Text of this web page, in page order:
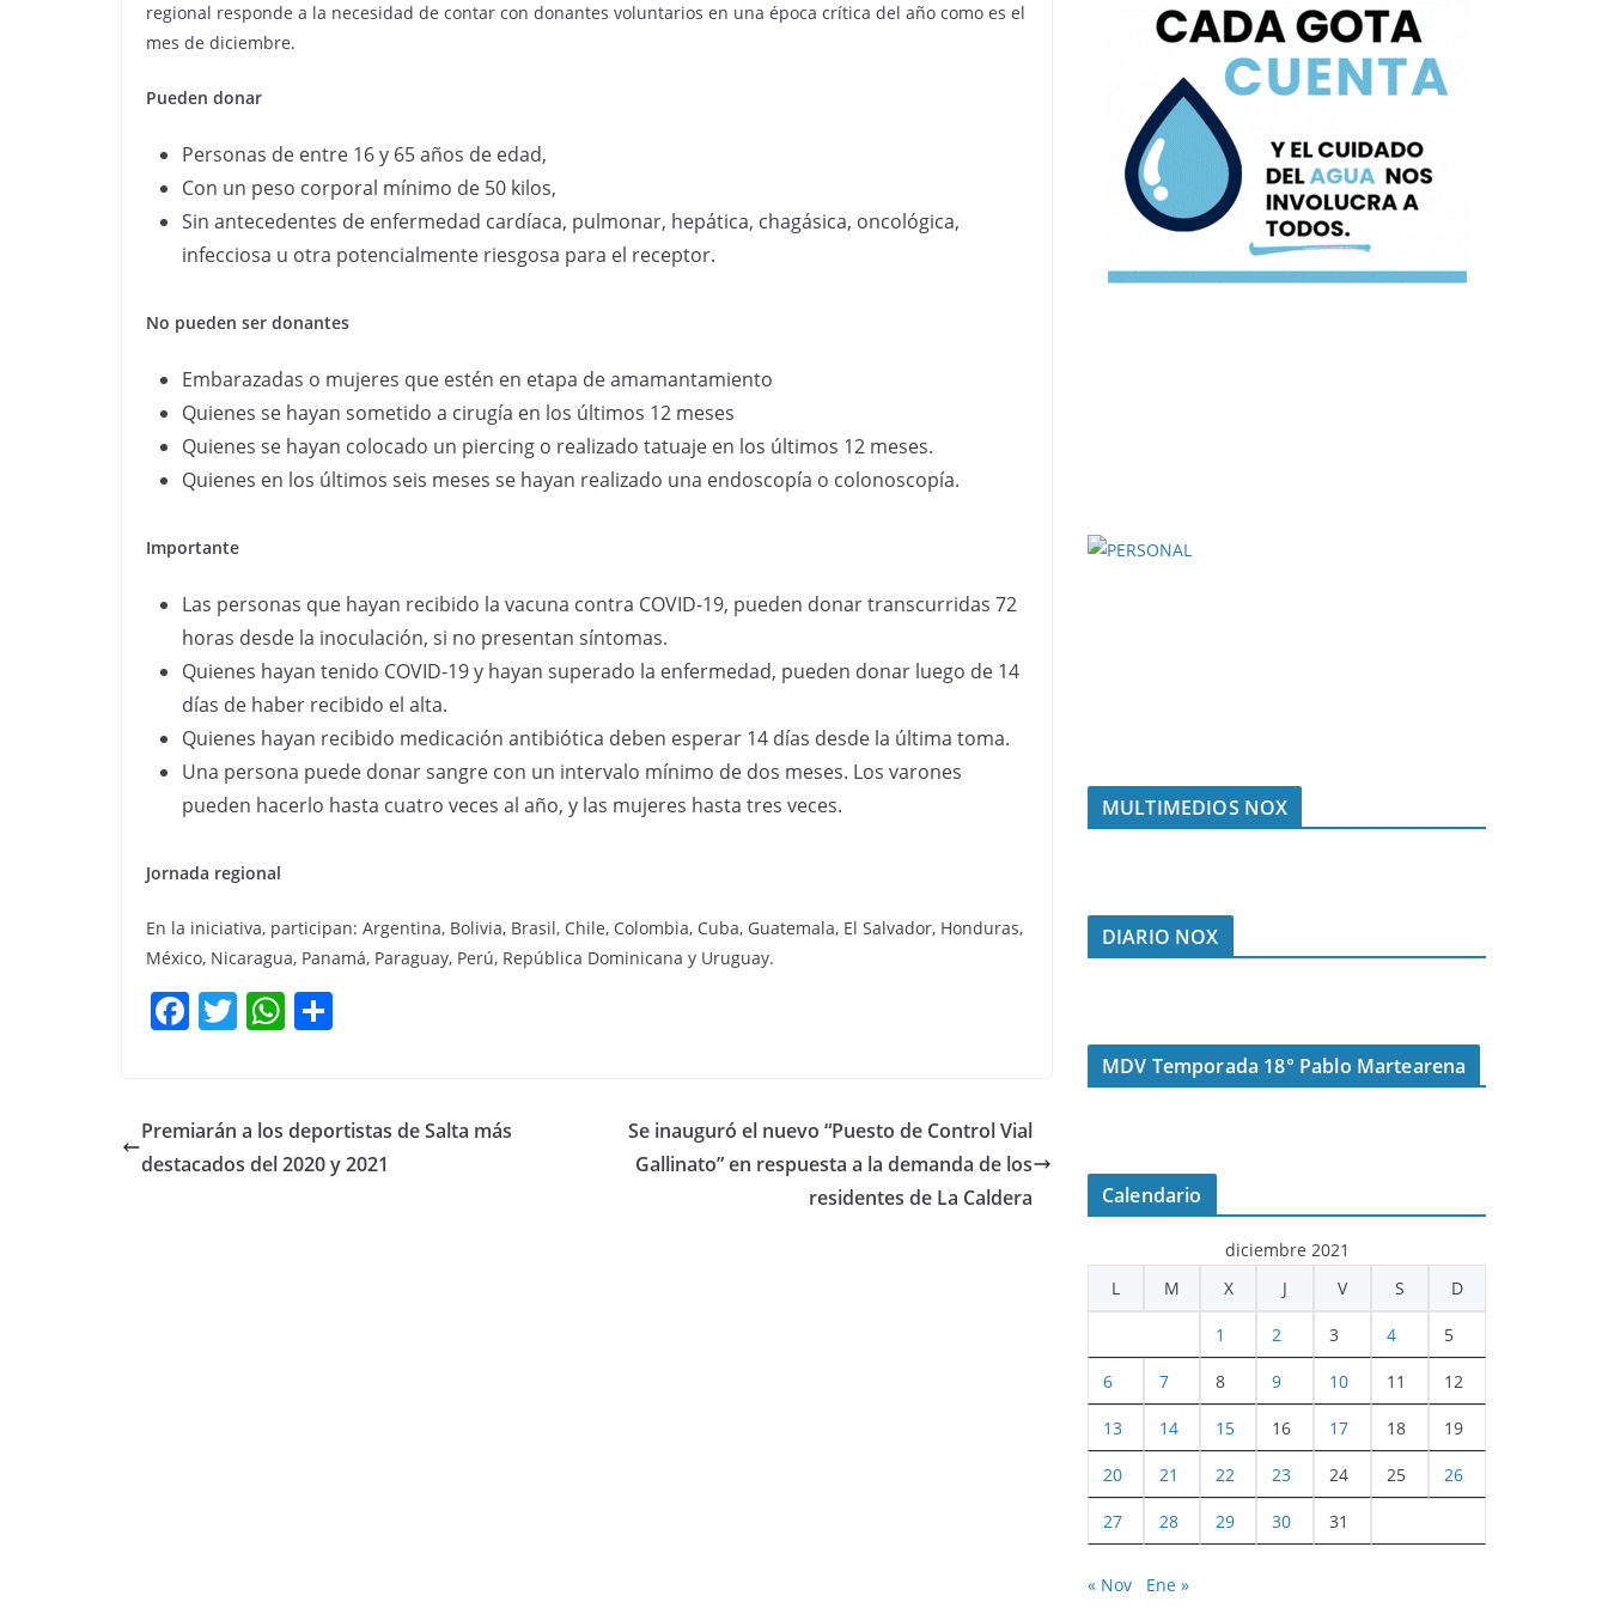
regional responde a la necesidad de contar con donantes voluntarios en una época crítica del año como es el
mes de diciembre.
Pueden donar
Personas de entre 16 y 65 años de edad,
Con un peso corporal mínimo de 50 kilos,
Sin antecedentes de enfermedad cardíaca, pulmonar, hepática, chagásica, oncológica,
infecciosa u otra potencialmente riesgosa para el receptor.
No pueden ser donantes
Embarazadas o mujeres que estén en etapa de amamantamiento
Quienes se hayan sometido a cirugía en los últimos 12 meses
Quienes se hayan colocado un piercing o realizado tatuaje en los últimos 12 meses.
Quienes en los últimos seis meses se hayan realizado una endoscopía o colonoscopía.
Importante
Las personas que hayan recibido la vacuna contra COVID-19, pueden donar transcurridas 72
horas desde la inoculación, si no presentan síntomas.
Quienes hayan tenido COVID-19 y hayan superado la enfermedad, pueden donar luego de 14
días de haber recibido el alta.
Quienes hayan recibido medicación antibiótica deben esperar 14 días desde la última toma.
Una persona puede donar sangre con un intervalo mínimo de dos meses. Los varones
pueden hacerlo hasta cuatro veces al año, y las mujeres hasta tres veces.
Jornada regional
En la iniciativa, participan: Argentina, Bolivia, Brasil, Chile, Colombia, Cuba, Guatemala, El Salvador, Honduras,
México, Nicaragua, Panamá, Paraguay, Perú, República Dominicana y Uruguay.
F
e
b
T
er
W
s
A
p
ar
Premiarán a los deportistas de Salta más
destacados del 2020 y 2021
Se inauguró el nuevo “Puesto de Control Vial
Gallinato” en respuesta a la demanda de los
residentes de La Caldera
MULTIMEDIOS NOX
DIARIO NOX
MDV Temporada 18° Pablo Martearena
Calendario
diciembre 2021
L
M X J V S D
1 2 3 4 5
6 7 8 9 10 11 12
13 14 15 16 17 18 19
20 21 22 23 24 25 26
27 28 29 30 31
« Nov Ene »